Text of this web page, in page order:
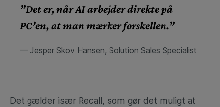
”Det er, når AI arbejder direkte på
PC’en, at man mærker forskellen.”
— Jesper Skov Hansen, Solution Sales Specialist
Det gælder især Recall, som gør det muligt at